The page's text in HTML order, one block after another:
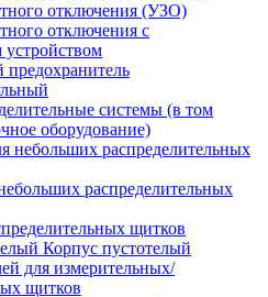
отключения (УЗО)
отключения с
системы (в том
оборудование)
распределительных
щитков
Корпус пустотелый